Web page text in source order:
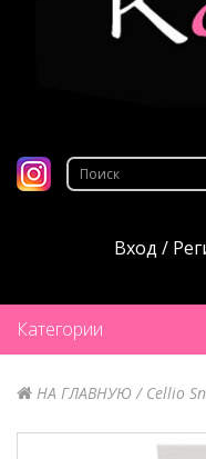
Вход
Категории
НА ГЛАВНУЮ Cellio